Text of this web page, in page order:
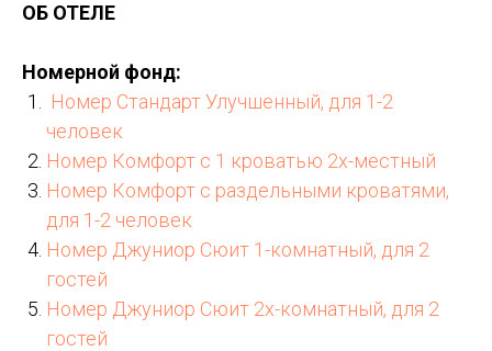
ОБ ОТЕЛЕ
Номерной фонд:
Номер Стандарт Улучшенный, для 1-2
человек
Номер Комфорт с 1 кроватью 2х-местный
Номер Комфорт с раздельными кроватями,
для 1-2 человек
Номер Джуниор Сюит 1-комнатный, для 2
гостей
Номер Джуниор Сюит 2х-комнатный, для 2
гостей